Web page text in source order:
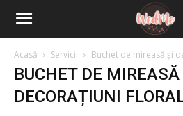
Acasă Servicii Buchet de mireasă și
BUCHET DE MIREASĂ
DECORAȚIUNI